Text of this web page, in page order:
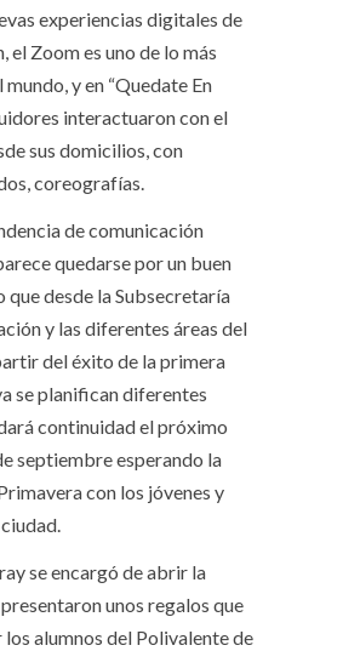
experiencias digitales de
el Zoom es uno de lo más
y en “Quedate En
interactuaron con el
sus domicilios, con
coreografías.
de comunicación
quedarse por un buen
que desde la Subsecretaría
y las diferentes áreas del
del éxito de la primera
se planifican diferentes
continuidad el próximo
septiembre esperando la
con los jóvenes y
se encargó de abrir la
unos regalos que
alumnos del Polivalente de